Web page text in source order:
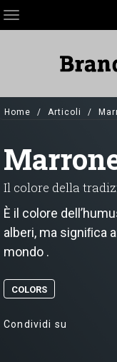
Skip
toToggle
navigation
Home Articoli
Il colore della
È il colore
alberi, ma signiﬁca
mondo .
COLORS
Condividi su